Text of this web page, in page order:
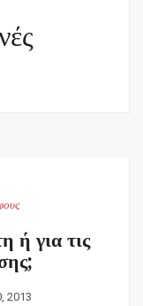
ή για τις
2013